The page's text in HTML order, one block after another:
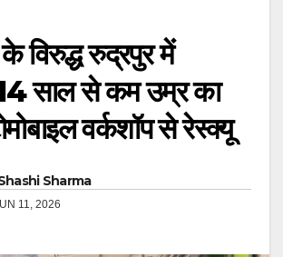
विरुद्ध रुद्रपुर में
14 साल से कम उम्र का
वर्कशॉप से रेस्क्यू
Sharma
11, 2026